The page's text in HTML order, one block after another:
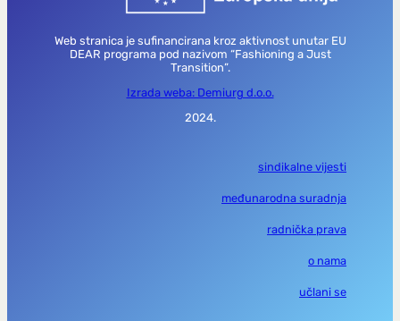
Web stranica je sufinancirana kroz aktivnost unutar EU
DEAR programa pod nazivom “Fashioning a Just
Transition”.
Izrada weba: Demiurg d.o.o.
2024.
sindikalne vijesti
međunarodna suradnja
radnička prava
o nama
učlani se